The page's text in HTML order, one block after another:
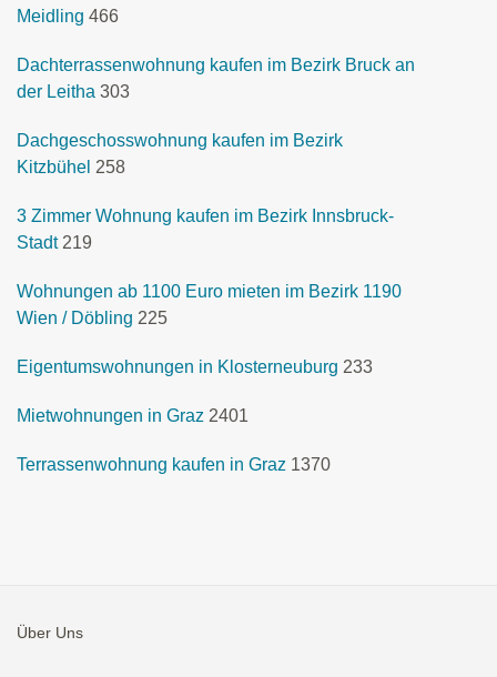
Meidling 466
Dachterrassenwohnung kaufen im Bezirk Bruck an
der Leitha 303
Dachgeschosswohnung kaufen im Bezirk
Kitzbühel 258
3 Zimmer Wohnung kaufen im Bezirk Innsbruck-
Stadt 219
Wohnungen ab 1100 Euro mieten im Bezirk 1190
Wien / Döbling 225
Eigentumswohnungen in Klosterneuburg 233
Mietwohnungen in Graz 2401
Terrassenwohnung kaufen in Graz 1370
Über Uns